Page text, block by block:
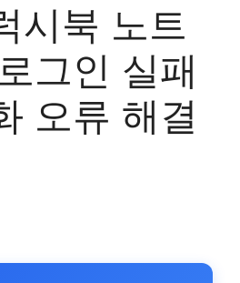
시북 노트
그인 실패
오류 해결